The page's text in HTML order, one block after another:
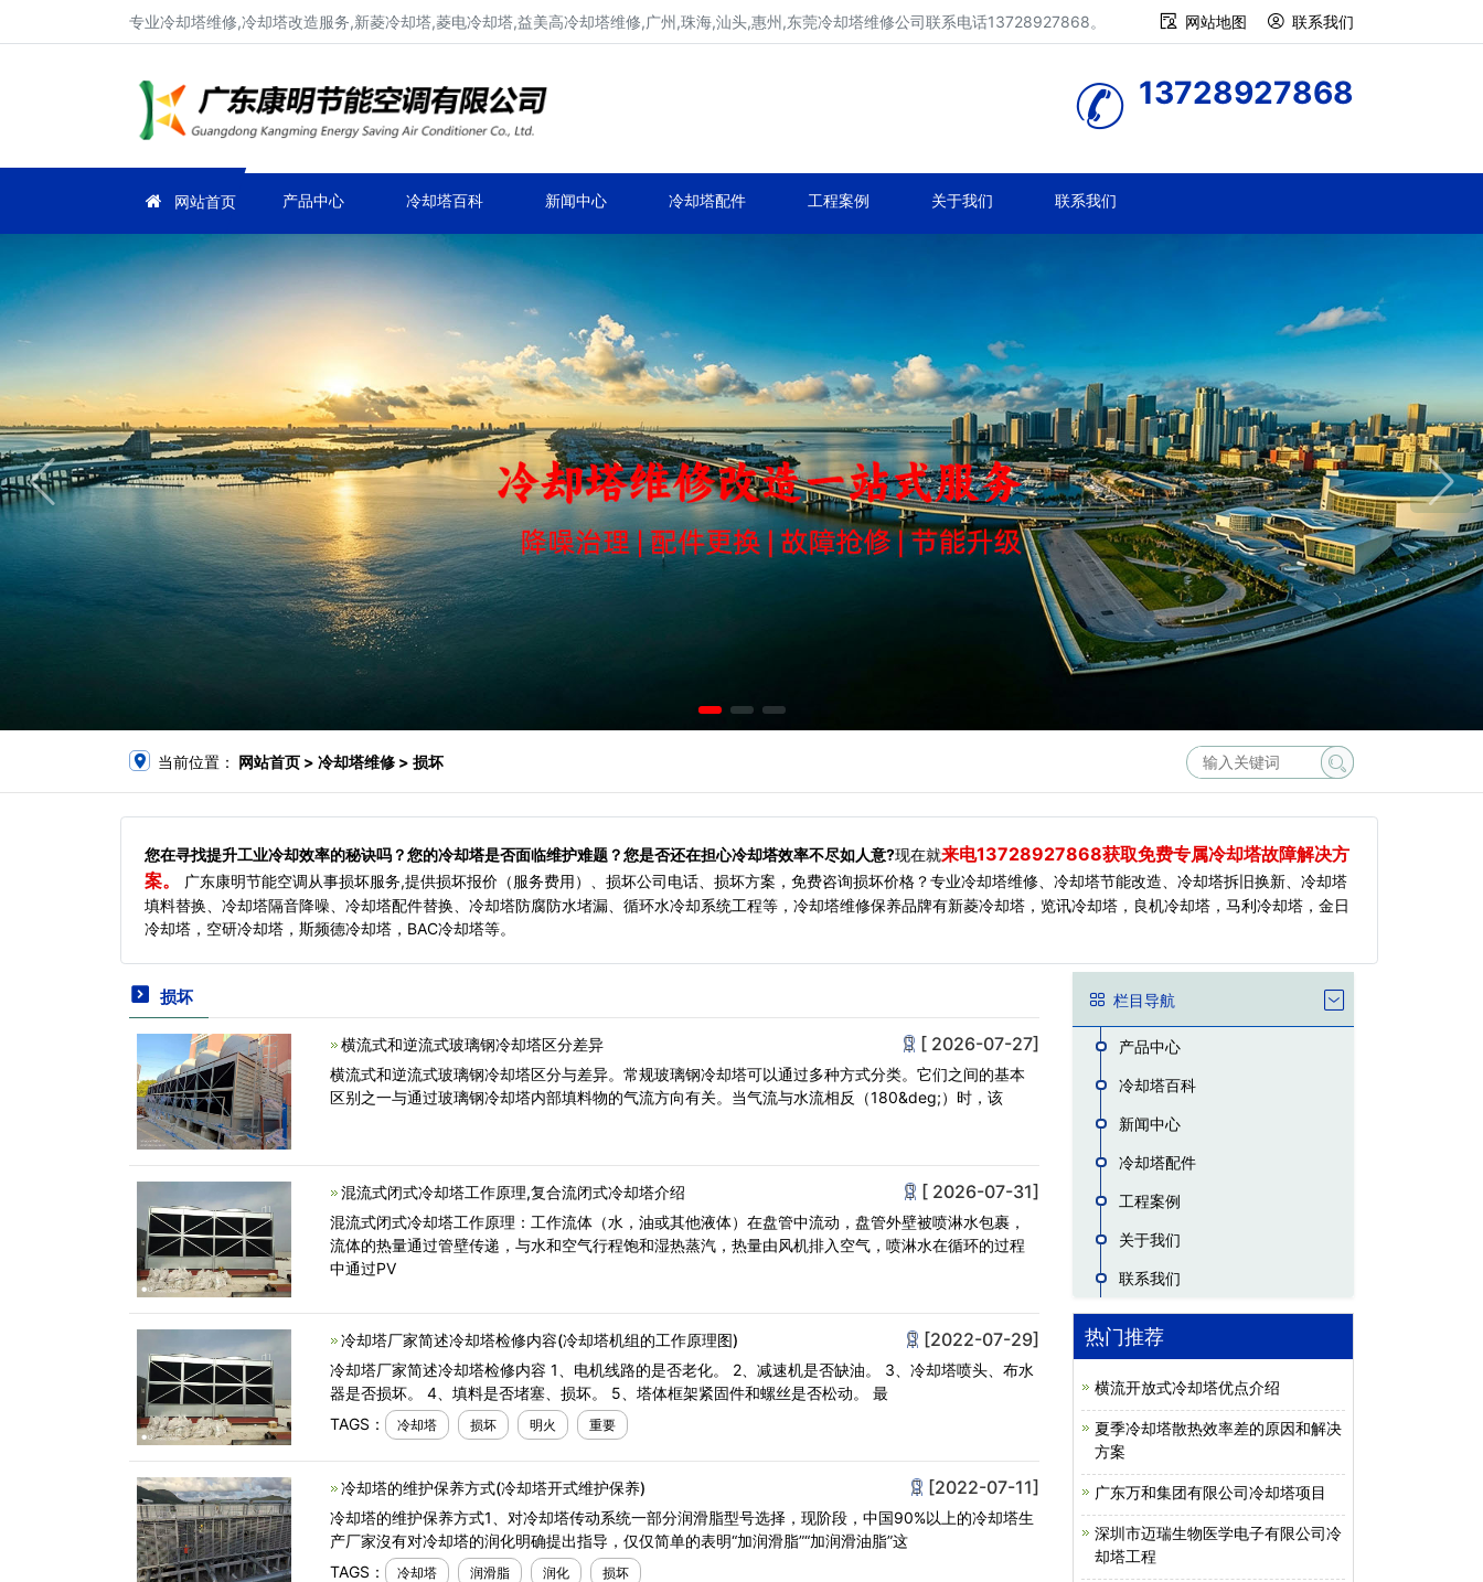
专业冷却塔维修,冷却塔改造服务,新菱冷却塔,菱电冷却塔,益美高冷却塔维修,广州,珠海,汕头,惠州,东莞冷却塔维修公司联系电话13728927868。 网站地图 联系我们
13728927868
网站首页 产品中心 冷却塔百科 新闻中心 冷却塔配件 工程案例 关于我们 联系我们
当前位置： 网站首页 > 冷却塔维修 > 损坏
您在寻找提升工业冷却效率的秘诀吗？您的冷却塔是否面临维护难题？您是否还在担心冷却塔效率不尽如人意?现在就来电13728927868获取免费专属冷却塔故障解决方
案。
广东康明节能空调从事损坏服务,提供损坏报价（服务费用）、损坏公司电话、损坏方案，免费咨询损坏价格？专业冷却塔维修、冷却塔节能改造、冷却塔拆旧换新、冷却塔
填料替换、冷却塔隔音降噪、冷却塔配件替换、冷却塔防腐防水堵漏、循环水冷却系统工程等，冷却塔维修保养品牌有新菱冷却塔，览讯冷却塔，良机冷却塔，马利冷却塔，金日
冷却塔，空研冷却塔，斯频德冷却塔，BAC冷却塔等。
损坏
横流式和逆流式玻璃钢冷却塔区分差异 [ 2026-07-27]
横流式和逆流式玻璃钢冷却塔区分与差异。常规玻璃钢冷却塔可以通过多种方式分类。它们之间的基本
区别之一与通过玻璃钢冷却塔内部填料物的气流方向有关。当气流与水流相反（180&deg;）时，该
混流式闭式冷却塔工作原理,复合流闭式冷却塔介绍 [ 2026-07-31]
混流式闭式冷却塔工作原理：工作流体（水，油或其他液体）在盘管中流动，盘管外壁被喷淋水包裹，
流体的热量通过管壁传递，与水和空气行程饱和湿热蒸汽，热量由风机排入空气，喷淋水在循环的过程
中通过PV
冷却塔厂家简述冷却塔检修内容(冷却塔机组的工作原理图) [2022-07-29]
冷却塔厂家简述冷却塔检修内容 1、电机线路的是否老化。 2、减速机是否缺油。 3、冷却塔喷头、布水
器是否损坏。 4、填料是否堵塞、损坏。 5、塔体框架紧固件和螺丝是否松动。 最
TAGS：
冷却塔 损坏 明火 重要
冷却塔的维护保养方式(冷却塔开式维护保养) [2022-07-11]
冷却塔的维护保养方式1、对冷却塔传动系统一部分润滑脂型号选择，现阶段，中国90%以上的冷却塔生
产厂家沒有对冷却塔的润化明确提出指导，仅仅简单的表明“加润滑脂”“加润滑油脂”这
TAGS：
冷却塔 润滑脂 润化 损坏
栏目导航
产品中心
冷却塔百科
新闻中心
冷却塔配件
工程案例
关于我们
联系我们
热门推荐
横流开放式冷却塔优点介绍
夏季冷却塔散热效率差的原因和解决
方案
广东万和集团有限公司冷却塔项目
深圳市迈瑞生物医学电子有限公司冷
却塔工程